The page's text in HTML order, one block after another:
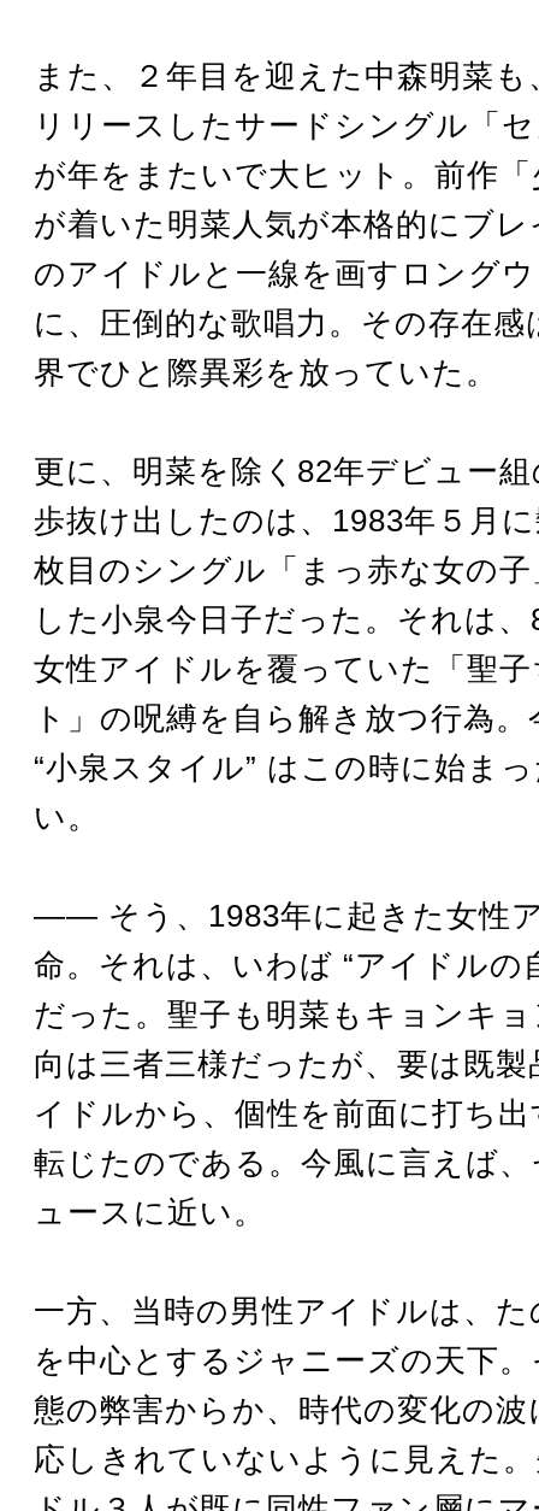
また、２年目を迎えた中森明菜
リリースしたサードシングル「
が年をまたいで大ヒット。前作
が着いた明菜人気が本格的にブ
のアイドルと一線を画すロング
に、圧倒的な歌唱力。その存在
界でひと際異彩を放っていた。
更に、明菜を除く82年デビュー
歩抜け出したのは、1983年５月
枚目のシングル「まっ赤な女の
した小泉今日子だった。それは
女性アイドルを覆っていた「聖
ト」の呪縛を自ら解き放つ行為
“小泉スタイル” はこの時に始ま
い。
―― そう、1983年に起きた女性
命。それは、いわば “アイドルの
だった。聖子も明菜もキョンキ
向は三者三様だったが、要は既
イドルから、個性を前面に打ち
転じたのである。今風に言えば
ュースに近い。
一方、当時の男性アイドルは、
を中心とするジャニーズの天下
態の弊害からか、時代の変化の
応しきれていないように見えた